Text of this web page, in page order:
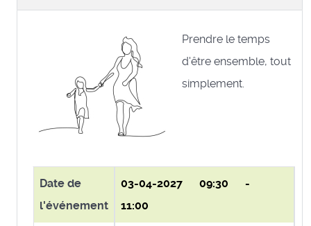
Prendre le temps
d'être ensemble, tout
simplement.
Date de
l'événement
03-04-2027 09:30 -
11:00